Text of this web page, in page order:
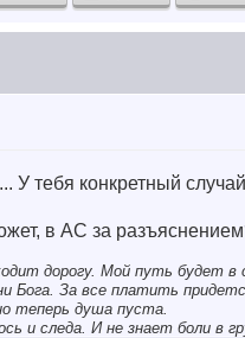
У тебя конкретный
в АС за
дорогу. Мой путь будет в
Бога. За все платить
теперь душа пуста.
и следа. И не знает боли в